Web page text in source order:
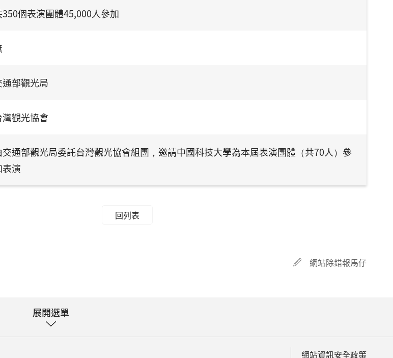
350個表演團體45,000人參加
通部觀光局
灣觀光協會
交通部觀光局委託台灣觀光協會組團，邀請中國科技大學為本屆表演團體（共70人）參
表演
回列表
網站除錯報馬仔
展開選單
網站資訊安全政策